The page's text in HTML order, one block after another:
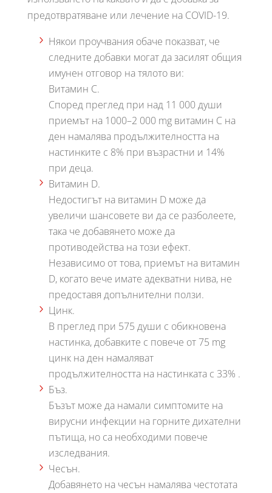
предотвратяване или лечение на COVID-19.
Някои проучвания обаче показват, че
следните добавки могат да засилят общия
имунен отговор на тялото ви:
Витамин С.
Според преглед при над 11 000 души
приемът на 1000–2 000 mg витамин С на
ден намалява продължителността на
настинките с 8% при възрастни и 14%
при деца.
Витамин D.
Недостигът на витамин D може да
увеличи шансовете ви да се разболеете,
така че добавянето може да
противодейства на този ефект.
Независимо от това, приемът на витамин
D, когато вече имате адекватни нива, не
предоставя допълнителни ползи.
Цинк.
В преглед при 575 души с обикновена
настинка, добавките с повече от 75 mg
цинк на ден намаляват
продължителността на настинката с 33% .
Бъз.
Бъзът може да намали симптомите на
вирусни инфекции на горните дихателни
пътища, но са необходими повече
изследвания.
Чесън.
Добавянето на чесън намалява честотата